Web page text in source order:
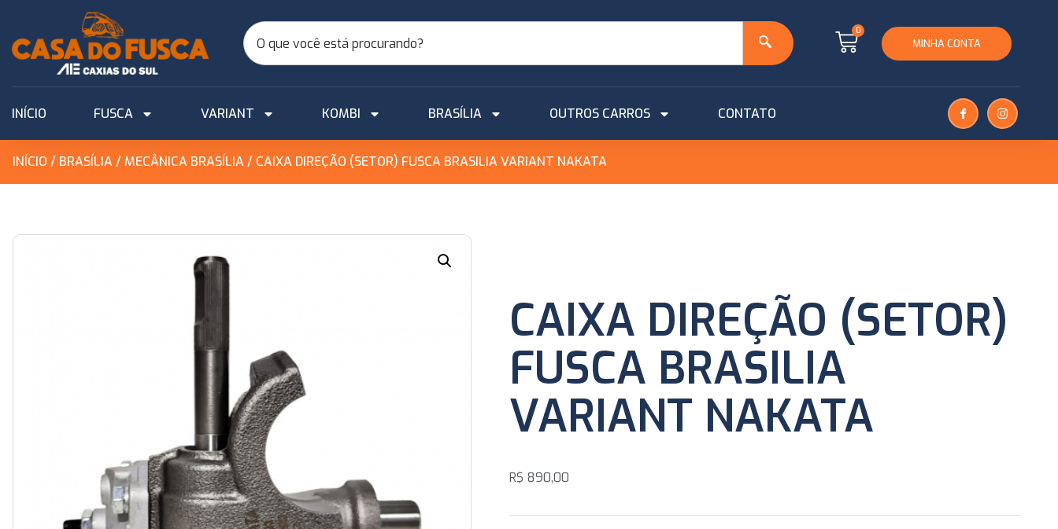
0
MINHA CONTA
INÍCIO FUSCA VARIANT KOMBI BRASÍLIA OUTROS CARROS CONTATO
INÍCIO / BRASÍLIA/ MECÂNICA BRASÍLIA/ CAIXA DIREÇÃO (SETOR) FUSCA BRASILIA VARIANT NAKATA
CAIXA DIREÇÃO (SETOR)
FUSCA BRASILIA
VARIANT NAKATA
R$ 890,00